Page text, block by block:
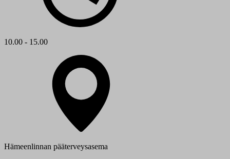
10.00 - 15.00
Hämeenlinnan pääterveysasema